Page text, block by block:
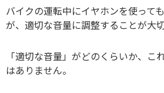
バイクの運転中にイヤホンを使って
が、適切な音量に調整することが大切
「適切な音量」がどのくらいか、こ
はありません。